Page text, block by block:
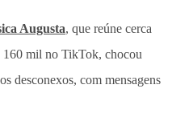
Augusta, que reúne cerca
160 mil no TikTok, chocou
desconexos, com mensagens